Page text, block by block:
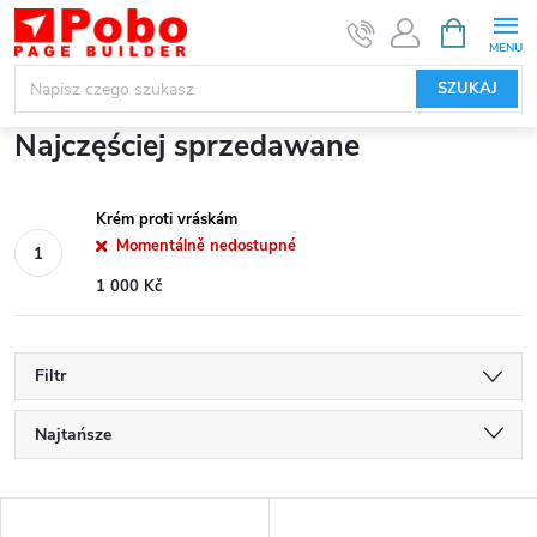
Przejść
do
treści
SZUKAJ
KOSZYK
Najczęściej sprzedawane
Krém proti vráskám
Momentálně nedostupné
1 000 Kč
Filtr
S
o
Najtańsze